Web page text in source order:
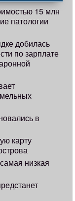
15 млн
патологии
добилась
по зарплате
в
карту
низкая